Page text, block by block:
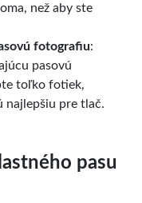
než aby ste
fotografiu:
pasovú
toľko fotiek,
najlepšiu pre tlač.
pasu